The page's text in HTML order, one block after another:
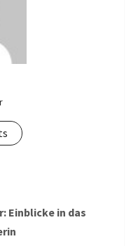
Einblicke in das